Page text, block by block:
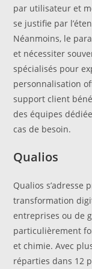
par utilisateur et
se justifie par
Néanmoins, le
et nécessiter
spécialisés pour
personnalisation
support client
des équipes
cas de besoin.
Qualios
Qualios s’adresse
transformation
entreprises ou de
particulièrement
et chimie. Avec
réparties dans 12